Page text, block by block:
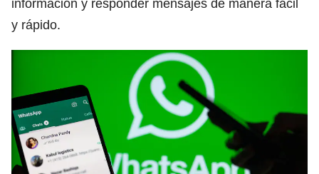
información y responder mensajes de manera fácil
y rápido.